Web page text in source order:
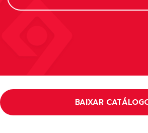
BAIXAR